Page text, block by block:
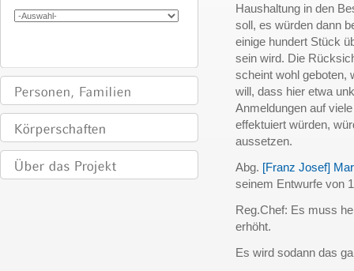
Haushaltung in den
soll, es würden dann
einige hundert Stück
sein wird. Die
scheint wohl geboten,
will, dass hier etwa
Anmeldungen auf
effektuiert würden,
aussetzen.
Abg. [Franz Josef]
seinem Entwurfe von
Reg.Chef: Es muss
erhöht.
Es wird sodann das